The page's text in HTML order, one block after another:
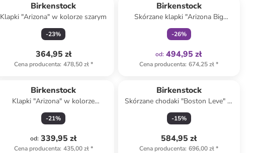
Birkenstock
Klapki "Arizona" w kolorze szarym
-23%
364,95 zł
Cena producenta: 478,50 zł*
Birkenstock
Skórzane klapki "Arizona Big
Buckle" w kolorze beżowym
-26%
od: 494,95 zł
Cena producenta: 674,25 zł*
Birkenstock
Klapki "Arizona" w kolorze
szarobrązowym
-21%
od: 339,95 zł
Cena producenta: 435,00 zł*
Birkenstock
Skórzane chodaki "Boston Leve" w
kolorze beżowym
-15%
584,95 zł
Cena producenta: 696,00 zł*